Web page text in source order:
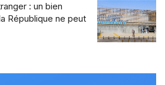
: un bien
République ne peut